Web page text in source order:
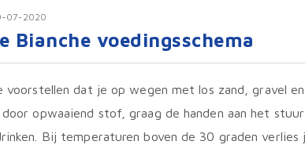
07-2020
Bianche voedingsschema
voorstellen dat je op wegen met los zand, gravel
opwaaiend stof, graag de handen aan het
Bij temperaturen boven de 30 graden verlies